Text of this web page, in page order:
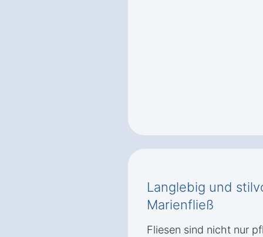
Langlebig und
Marienfließ
Fliesen sind nicht nur